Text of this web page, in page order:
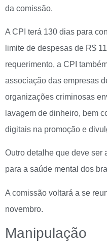
da comissão.
A CPI terá 130 dias para
limite de despesas de R$
requerimento, a CPI
associação das empresas
organizações criminosas
lavagem de dinheiro, bem
digitais na promoção e
Outro detalhe que deve ser
para a saúde mental dos
A comissão voltará a se
novembro.
Manipulação